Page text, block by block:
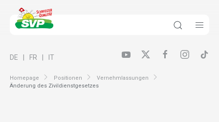
Homepage Positionen
Vernehmlassungen
Änderung des Zivildienstgesetzes
DE FR IT